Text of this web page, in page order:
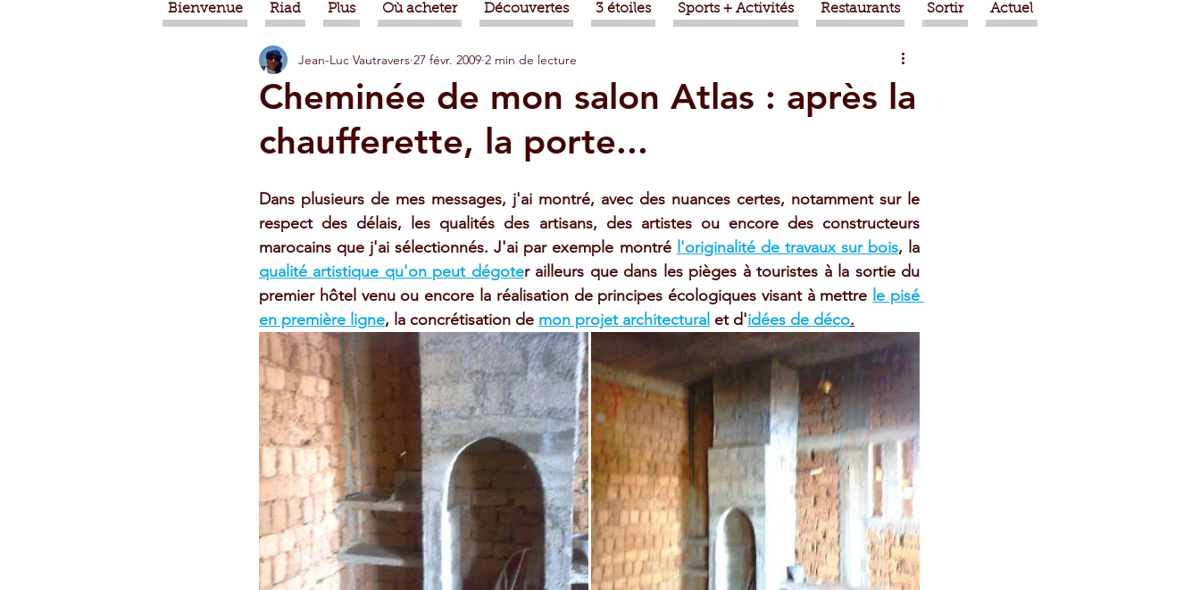
Bienvenue Riad Plus Où acheter Découvertes 3 étoiles Sports + Activités Restaurants Sortir Actuel
Nature Berbère Politique Taroudant
Alimentation Evénements Mohammed VI Economie
Tiznit Transport Aziz Akhannouch Sport Essaouira Religion
Jardins d'Agadir Ouarzazate Taghazout Tafraout
Cheminée de mon salon Atlas : après la
chaufferette, la porte...
Jean-Luc Vautravers 27 févr. 2009 2 min de lecture
Dans plusieurs de mes messages, j'ai montré, avec des nuances certes, notamment sur le
respect des délais, les qualités des artisans, des artistes ou encore des constructeurs
marocains que j'ai sélectionnés. J'ai par exemple montré l'originalité de travaux sur bois
qualité artistique qu'on peut dégoter ailleurs que dans les pièges à touristes à la sortie du
premier hôtel venu ou encore la réalisation de principes écologiques visant à mettre le pisé
en première ligne, la concrétisation de mon projet architectural et d'idées de déco.